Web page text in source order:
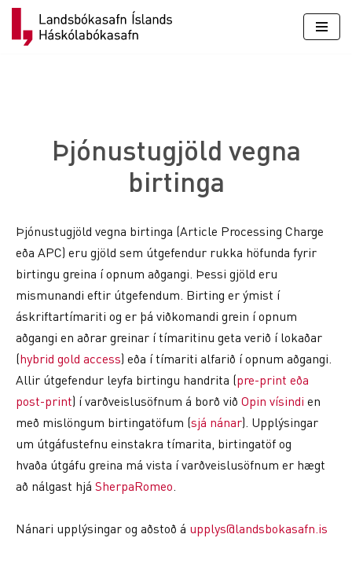
Skip
Þjónustugjöld vegna
birtinga
Þjónustugjöld vegna birtinga (Article Processing Charge
eða APC) eru gjöld sem útgefendur rukka höfunda fyrir
birtingu greina í opnum aðgangi. Þessi gjöld eru
mismunandi eftir útgefendum. Birting er ýmist í
áskriftartímariti og er þá viðkomandi grein í opnum
aðgangi en aðrar greinar í tímaritinu geta verið í lokaðar
(hybrid gold access) eða í tímariti alfarið í opnum aðgangi.
Allir útgefendur leyfa birtingu handrita (pre-print eða
post-print) í varðveislusöfnum á borð við Opin vísindi en
með mislöngum birtingatöfum (sjá nánar). Upplýsingar
um útgáfustefnu einstakra tímarita, birtingatöf og
hvaða útgáfu greina má vista í varðveislusöfnum er hægt
að nálgast hjá SherpaRomeo
Nánari upplýsingar og aðstoð á upplys@landsbokasafn.is